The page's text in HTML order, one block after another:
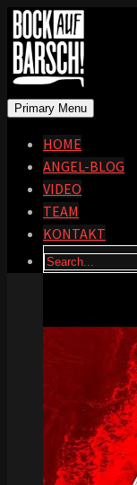
Primary Menu
HOME
ANGEL-BLOG
VIDEO
TEAM
KONTAKT